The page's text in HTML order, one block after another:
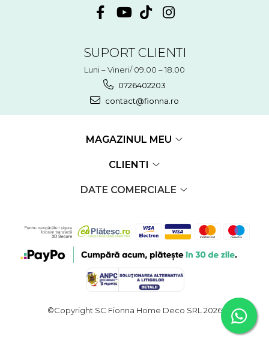
SUPORT CLIENTI
Luni – Vineri/ 09.00 – 18.00
0726402203
contact@fionna.ro
MAGAZINUL MEU
CLIENTI
DATE COMERCIALE
©Copyright SC Fionna Home Deco SRL 2026